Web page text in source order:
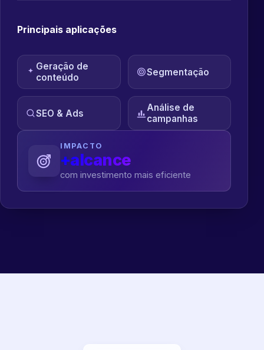
Principais aplicações
Geração de
conteúdo
Segmentação
SEO & Ads
Análise de
campanhas
IMPACTO
+alcance
com investimento mais eficiente